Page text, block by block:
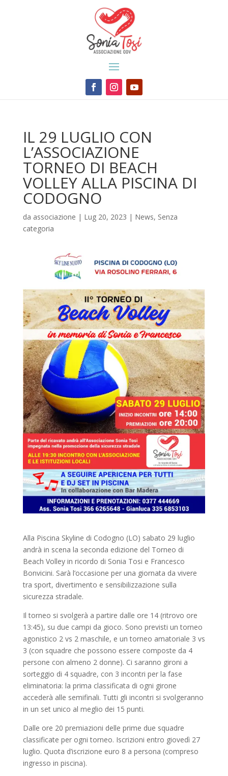
IL 29 LUGLIO CON
L’ASSOCIAZIONE
TORNEO DI BEACH
VOLLEY ALLA PISCINA DI
CODOGNO
da associazione | Lug 20, 2023 | News, Senza
categoria
Alla Piscina Skyline di Codogno (LO) sabato 29 luglio
andrà in scena la seconda edizione del Torneo di
Beach Volley in ricordo di Sonia Tosi e Francesco
Bonvicini. Sarà l’occasione per una giornata da vivere
tra sport, divertimento e sensibilizzazione sulla
sicurezza stradale.
Il torneo si svolgerà a partire dalle ore 14 (ritrovo ore
13:45), su due campi da gioco. Sono previsti un torneo
agonistico 2 vs 2 maschile, e un torneo amatoriale 3 vs
3 (con squadre che possono essere composte da 4
persone con almeno 2 donne). Ci saranno gironi a
sorteggio di 4 squadre, con 3 incontri per la fase
eliminatoria: la prima classificata di ogni girone
accederà alle semifinali. Tutti gli incontri si svolgeranno
in un set unico al meglio dei 15 punti.
Dalle ore 20 premiazioni delle prime due squadre
classificate per ogni torneo. Iscrizioni entro giovedì 27
luglio. Quota d’iscrizione euro 8 a persona (compreso
ingresso in piscina).